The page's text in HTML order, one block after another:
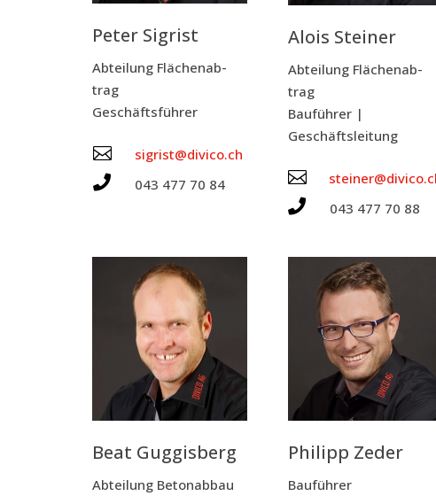
Peter Sig­rist
Abtei­lung Flä­chen­ab­
trag
Geschäfts­füh­rer
 sigrist@divico.ch
 043 477 70 84
Alo­is Steiner
Abtei­lung Flä­chen­ab­
trag
Bau­füh­rer |
Geschäftsleitung

 043 477 70 88
Beat Gug­gis­berg
Abtei­lung Beton­ab­bau
Phil­ipp Zeder
Bau­füh­rer